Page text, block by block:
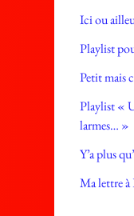
Ici ou
Playlist
Petit mais
Playlist «
larmes… »
Y’a plus
Ma lettre à